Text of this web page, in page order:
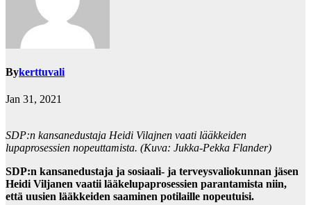
Bykerttuvali
Jan 31, 2021
SDP:n kansanedustaja Heidi Vilajnen vaati lääkkeiden
lupaprosessien nopeuttamista. (Kuva: Jukka-Pekka Flander)
SDP:n kansanedustaja ja sosiaali- ja terveysvaliokunnan jäsen
Heidi Viljanen vaatii lääkelupaprosessien parantamista niin,
että uusien lääkkeiden saaminen potilaille nopeutuisi.